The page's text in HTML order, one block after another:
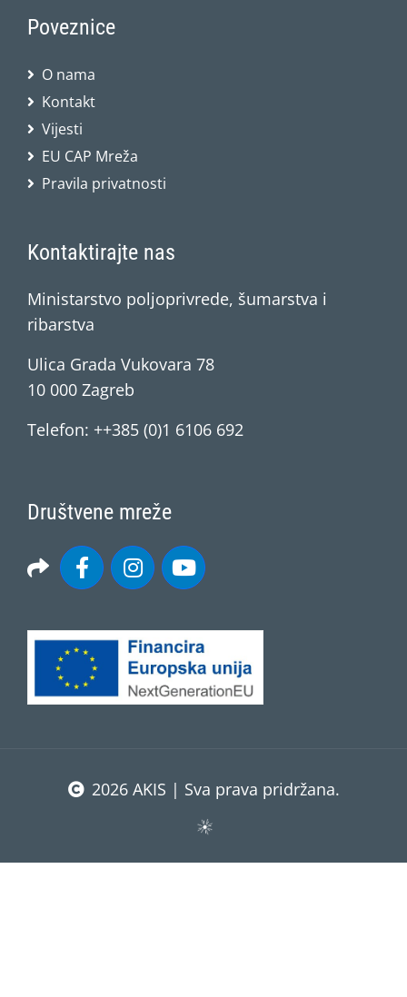
Poveznice
O nama
Kontakt
Vijesti
EU CAP Mreža
Pravila privatnosti
Kontaktirajte nas
Ministarstvo poljoprivrede, šumarstva i
ribarstva
Ulica Grada Vukovara 78
10 000 Zagreb
Telefon: ++385 (0)1 6106 692
Društvene mreže
2026 AKIS | Sva prava pridržana.